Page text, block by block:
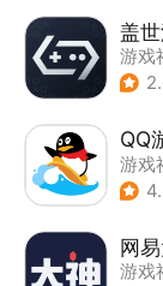
盖
游戏
QQ
游戏
网
游戏